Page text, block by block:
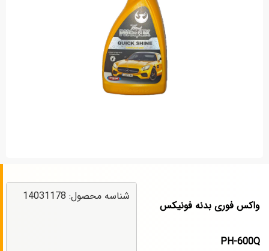
نظافت و نگهداری
واکس فوری بدنه فونیکس
PH-600Q
شناسه محصول: 14031178